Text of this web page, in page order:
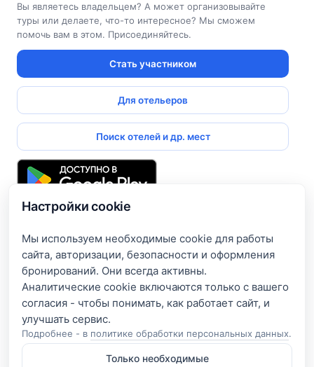
Настройки cookie
Мы используем необходимые cookie для работы
сайта, авторизации, безопасности и оформления
бронирований. Они всегда активны.
Аналитические cookie включаются только с вашего
согласия - чтобы понимать, как работает сайт, и
Подробнее - в политике обработки персональных данных.
Только необходимые
Вы являетесь владельцем? А может организовывайте
туры или делаете, что-то интересное? Мы сможем
помочь вам в этом. Присоединяйтесь.
Стать участником
Для отельеров
Поиск отелей и др. мест
предложениям
Введите свой электронный адрес, чтобы получить доступ
к скидкам только для подписчиков. Новые акции и
эксклюзивные предложения будут приходить сразу на
вашу почту!
Я согласен на обработку e-mail и получение рассылки